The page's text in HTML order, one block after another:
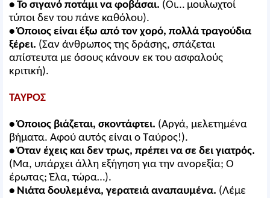
• Το σιγανό ποτάμι να φοβάσαι. (Οι… μουλωχτοί
τύποι δεν του πάνε καθόλου).
• Όποιος είναι έξω από τον χορό, πολλά τραγούδια
ξέρει. (Σαν άνθρωπος της δράσης, σπάζεται
απίστευτα με όσους κάνουν εκ του ασφαλούς
κριτική).
ΤΑΥΡΟΣ
• Όποιος βιάζεται, σκοντάφτει. (Αργά, μελετημένα
βήματα. Αφού αυτός είναι ο Ταύρος!).
• Όταν έχεις και δεν τρως, πρέπει να σε δει γιατρός.
(Μα, υπάρχει άλλη εξήγηση για την ανορεξία; Ο
έρωτας; Έλα, τώρα…).
• Νιάτα δουλεμένα, γερατειά αναπαυμένα. (Λέμε